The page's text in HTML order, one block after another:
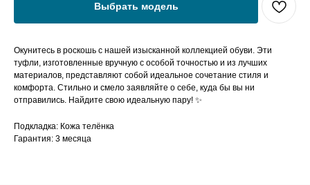
Выбрать модель
Окунитесь в роскошь с нашей изысканной коллекцией обуви. Эти
туфли, изготовленные вручную с особой точностью и из лучших
материалов, представляют собой идеальное сочетание стиля и
комфорта. Стильно и смело заявляйте о себе, куда бы вы ни
отправились. Найдите свою идеальную пару! ✨
Подкладка: Кожа телёнка
Гарантия: 3 месяца